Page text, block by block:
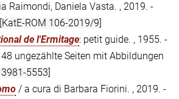
Raimondi, Daniela Vasta. , 2019. -
[KatE-ROM 106-2019/9]
de l'Ermitage: petit guide. , 1955. -
48 ungezählte Seiten mit Abbildungen
5553]
/ a cura di Barbara Fiorini. , 2019. -